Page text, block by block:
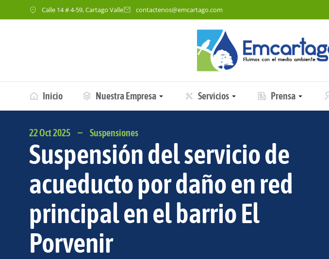
Calle 14 # 4-59, Cartago Valle contactenos@emcartago.com
Inicio Nuestra Empresa Servicios Prensa
22 Oct 2025 Suspensiones
Suspensión del servicio de
acueducto por daño en red
principal en el barrio El
Porvenir